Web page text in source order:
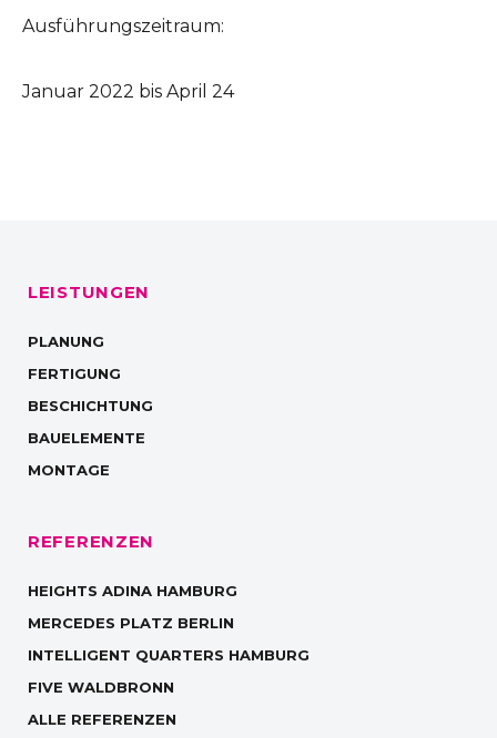
Ausführungszeitraum:
Januar 2022 bis April 24
LEISTUNGEN
PLANUNG
FERTIGUNG
BESCHICHTUNG
BAUELEMENTE
MONTAGE
REFERENZEN
HEIGHTS ADINA HAMBURG
MERCEDES PLATZ BERLIN
INTELLIGENT QUARTERS HAMBURG
FIVE WALDBRONN
ALLE REFERENZEN